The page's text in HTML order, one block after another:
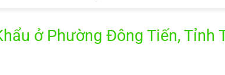
ở Phường Đông Tiến, Tỉnh